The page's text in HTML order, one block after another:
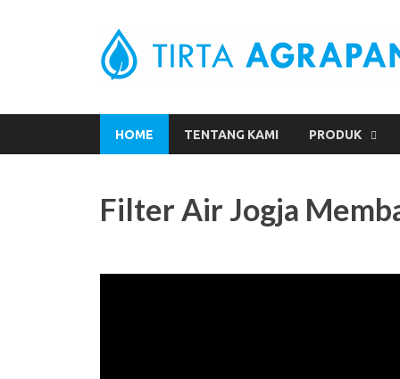
HOME TENTANG KAMI PRODUK
Filter Air Jogja